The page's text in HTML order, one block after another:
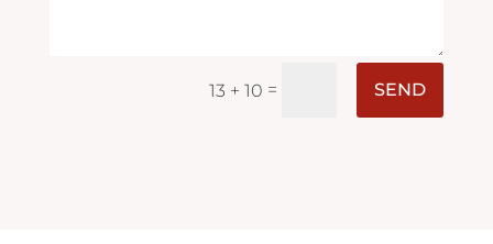
13 + 10 = SEND